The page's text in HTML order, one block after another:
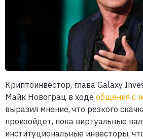
Криптоинвестор, глава Galaxy
Майк Новограц в ходе общения с
выразил мнение, что резкого
произойдет, пока виртуальные
институциональные инвесторы,